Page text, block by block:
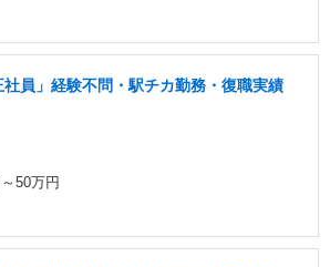
員」経験不問・駅チカ勤務・復職実績
50万円